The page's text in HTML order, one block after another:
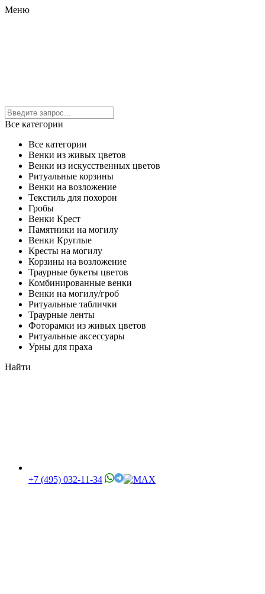
Меню
Все категории
Все категории
Венки из живых цветов
Венки из искусственных цветов
Ритуальные корзины
Венки на возложение
Текстиль для похорон
Гробы
Венки Крест
Памятники на могилу
Венки Круглые
Кресты на могилу
Корзины на возложение
Траурные букеты цветов
Комбинированные венки
Венки на могилу/гроб
Ритуальные таблички
Траурные ленты
Фоторамки из живых цветов
Ритуальные аксессуары
Урны для праха
Найти
+7 (495) 032-11-34